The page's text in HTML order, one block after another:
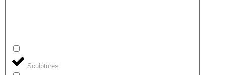
Sculptures